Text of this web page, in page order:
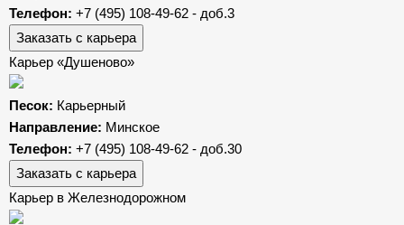
Телефон: +7 (495) 108-49-62 - доб.3
Заказать с карьера
Карьер «Душеново»
Песок: Карьерный
Направление: Минское
Телефон: +7 (495) 108-49-62 - доб.30
Заказать с карьера
Карьер в Железнодорожном